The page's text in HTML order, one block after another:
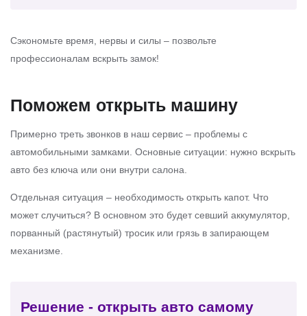
Сэкономьте время, нервы и силы – позвольте
профессионалам вскрыть замок!
Поможем открыть машину
Примерно треть звонков в наш сервис – проблемы с
автомобильными замками. Основные ситуации: нужно вскрыть
авто без ключа или они внутри салона.
Отдельная ситуация – необходимость открыть капот. Что
может случиться? В основном это будет севший аккумулятор,
порванный (растянутый) тросик или грязь в запирающем
механизме.
Решение - открыть авто самому